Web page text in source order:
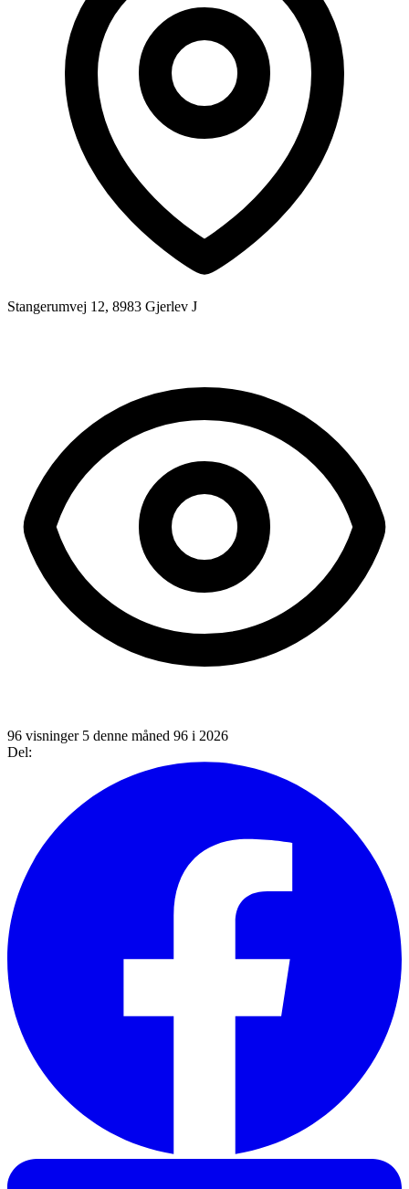
Stangerumvej 12, 8983 Gjerlev J
96 visninger 5 denne måned 96 i 2026
Del: